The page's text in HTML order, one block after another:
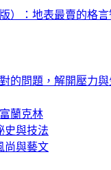
）：地表最賣的格
的問題，解開壓力與
蘭克林
史與技法
尚與藝文